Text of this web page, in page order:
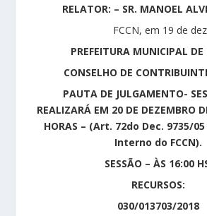
RELATOR: – SR. MANOEL
FCCN, em 19 de
PREFEITURA MUNICIPAL
CONSELHO DE
PAUTA DE JULGAMENTO-
REALIZARÁ EM 20 DE DEZEMBRO
HORAS – (Art. 72do Dec. 9735/
Interno do FCCN).
SESSÃO – ÀS 16:00
RECURSOS:
030/013703/2018